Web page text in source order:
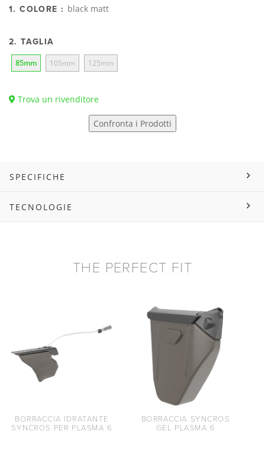
1. COLORE : black matt
2. TAGLIA
85mm 105mm 125mm
Trova un rivenditore
Confronta i Prodotti
SPECIFICHE
TECNOLOGIE
THE PERFECT FIT
BORRACCIA IDRATANTE
SYNCROS PER PLASMA 6
BORRACCIA SYNCROS
GEL PLASMA 6